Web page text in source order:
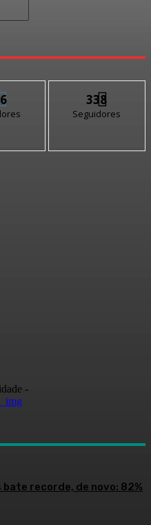
338
Seguidores
-
recorde, de novo: 82%